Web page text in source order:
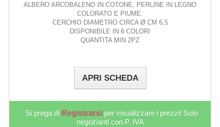
ALBERO ARCOBALENO IN COTONE, PERLINE IN LEGNO
COLORATO E PIUME.
CERCHIO DIAMETRO CIRCA Ø CM 6,5
DISPONIBILE IN 6 COLORI
QUANTITA MIN 2PZ
APRI SCHEDA
Si prega di Registrarsi per visualizzare i prezzi! Solo
negozianti con P. IVA